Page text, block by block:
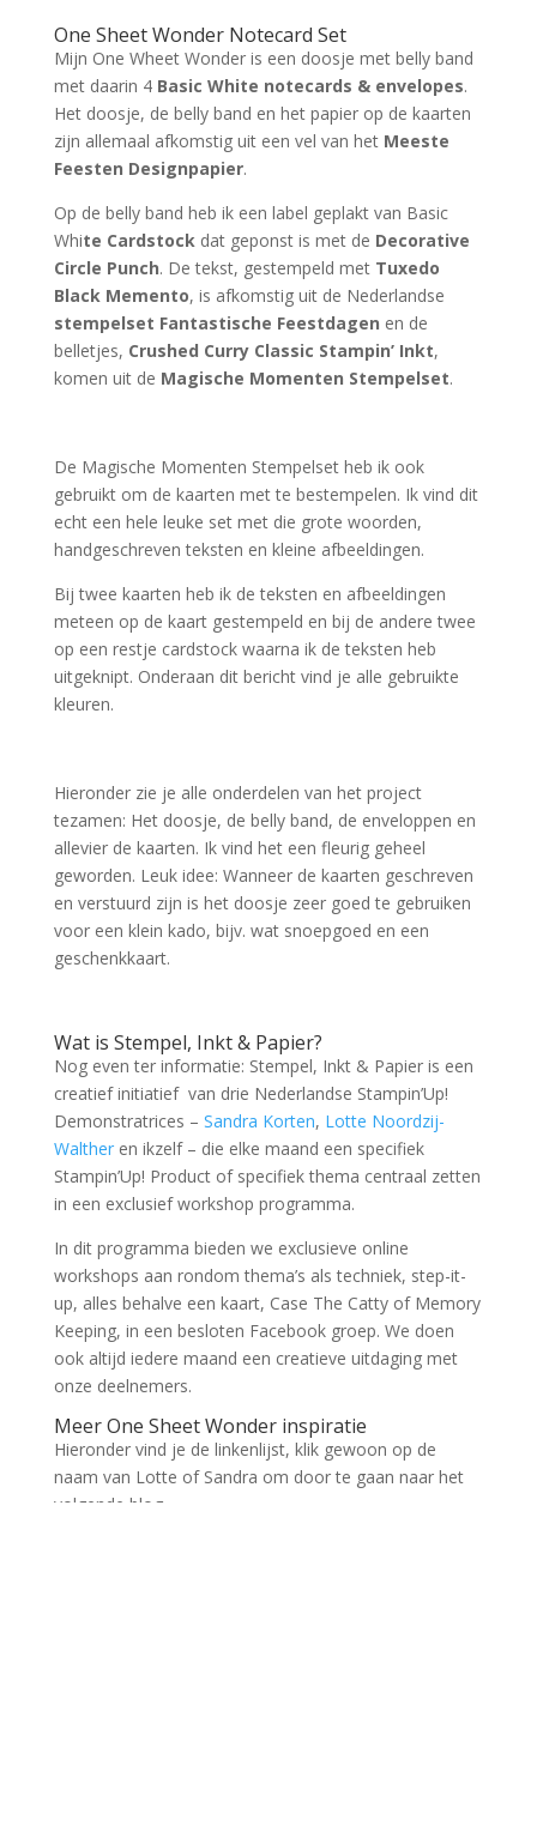
One Sheet Wonder Notecard Set
Mijn One Wheet Wonder is een doosje met belly band
met daarin 4 Basic White notecards & envelopes.
Het doosje, de belly band en het papier op de kaarten
zijn allemaal afkomstig uit een vel van het Meeste
Feesten Designpapier.
Op de belly band heb ik een label geplakt van Basic
White Cardstockdat geponst is met de Decorative
Circle Punch. De tekst, gestempeld met Tuxedo
Black Memento, is afkomstig uit de Nederlandse
stempelset Fantastische Feestdagen en de
belletjes, Crushed Curry Classic Stampin’ Inkt,
komen uit de Magische Momenten Stempelset.
De Magische Momenten Stempelset heb ik ook
gebruikt om de kaarten met te bestempelen. Ik vind dit
echt een hele leuke set met die grote woorden,
handgeschreven teksten en kleine afbeeldingen.
Bij twee kaarten heb ik de teksten en afbeeldingen
meteen op de kaart gestempeld en bij de andere twee
op een restje cardstock waarna ik de teksten heb
uitgeknipt. Onderaan dit bericht vind je alle gebruikte
kleuren.
Hieronder zie je alle onderdelen van het project
tezamen: Het doosje, de belly band, de enveloppen en
allevier de kaarten. Ik vind het een fleurig geheel
geworden. Leuk idee: Wanneer de kaarten geschreven
en verstuurd zijn is het doosje zeer goed te gebruiken
voor een klein kado, bijv. wat snoepgoed en een
geschenkkaart.
Wat is Stempel, Inkt & Papier?
Nog even ter informatie: Stempel, Inkt & Papier is een
creatief initiatief van drie Nederlandse Stampin’Up!
Demonstratrices – Sandra Korten, Lotte Noordzij-
Walther en ikzelf – die elke maand een specifiek
Stampin’Up! Product of specifiek thema centraal zetten
in een exclusief workshop programma.
In dit programma bieden we exclusieve online
workshops aan rondom thema’s als techniek, step-it-
up, alles behalve een kaart, Case The Catty of Memory
Keeping, in een besloten Facebook groep. We doen
ook altijd iedere maand een creatieve uitdaging met
onze deelnemers.
Meer One Sheet Wonder inspiratie
Hieronder vind je de linkenlijst, klik gewoon op de
naam van Lotte of Sandra om door te gaan naar het
volgende blog.